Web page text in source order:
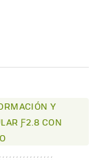
Y
Ƒ2.8 CON